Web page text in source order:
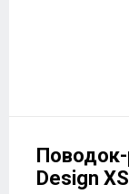
Поводок-
Design